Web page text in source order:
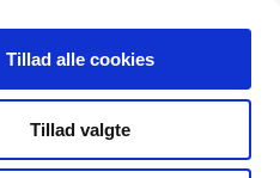
Tillad alle cookies
Tillad valgte